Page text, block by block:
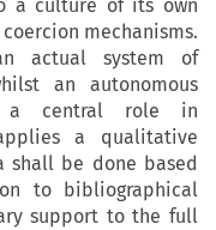
a culture of its own
mechanisms.
actual system of
an autonomous
a central role in
a qualitative
shall be done based
to bibliographical
support to the full